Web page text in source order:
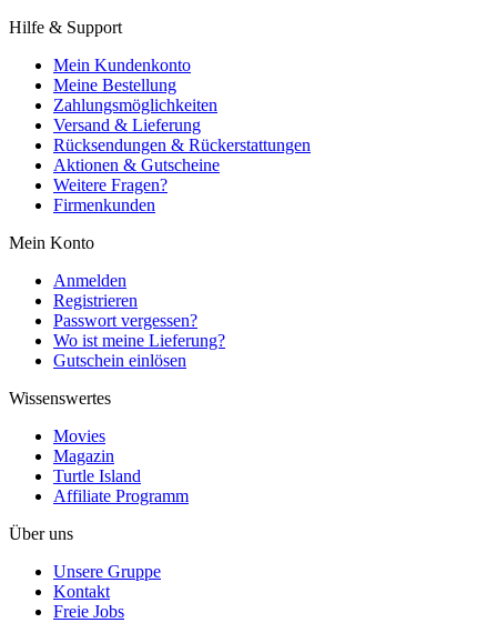
Hilfe & Support
Mein Kundenkonto
Meine Bestellung
Zahlungsmöglichkeiten
Versand & Lieferung
Rücksendungen & Rückerstattungen
Aktionen & Gutscheine
Weitere Fragen?
Firmenkunden
Mein Konto
Anmelden
Registrieren
Passwort vergessen?
Wo ist meine Lieferung?
Gutschein einlösen
Wissenswertes
Movies
Magazin
Turtle Island
Affiliate Programm
Über uns
Unsere Gruppe
Kontakt
Freie Jobs